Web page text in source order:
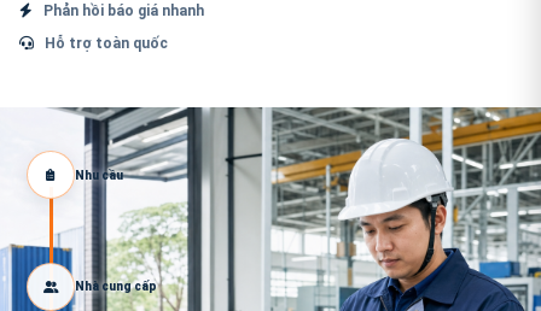
Phản hồi báo giá nhanh
Hỗ trợ toàn quốc
Nhu cầu
Nhà cung cấp